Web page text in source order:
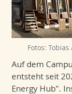
Fotos: Tobias
Auf dem
entsteht seit
Energy Hub".